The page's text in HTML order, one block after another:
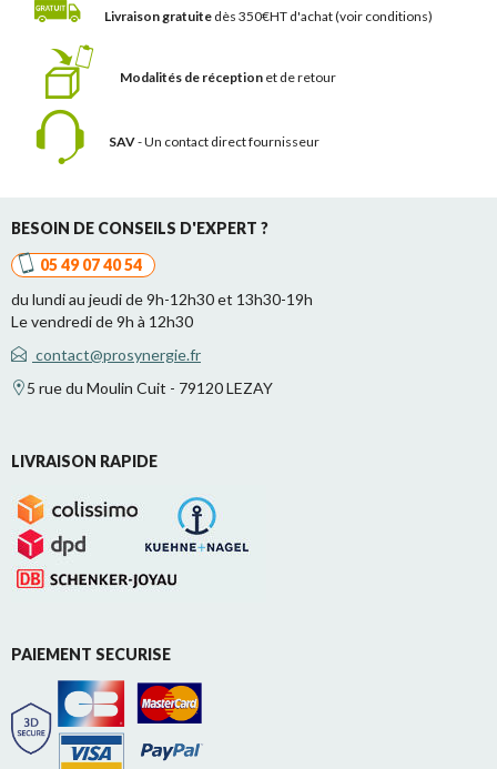
Livraison gratuite dès 350€HT d'achat(voir conditions)
Modalités de réception et de retour
SAV- Un contact direct fournisseur
BESOIN DE CONSEILS D'EXPERT ?
05 49 07 40 54
du lundi au jeudi de 9h-12h30 et 13h30-19h
Le vendredi de 9h à 12h30
contact@prosynergie.fr
5 rue du Moulin Cuit - 79120 LEZAY
LIVRAISON RAPIDE
PAIEMENT SECURISE